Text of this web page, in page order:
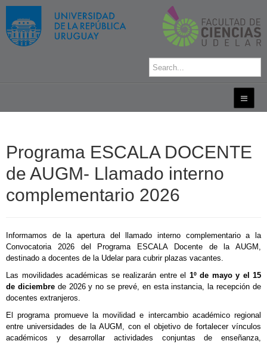
Programa ESCALA DOCENTE
de AUGM- Llamado interno
complementario 2026
Informamos de la apertura del llamado interno complementario a la
Convocatoria 2026 del Programa ESCALA Docente de la AUGM,
destinado a docentes de la Udelar para cubrir plazas vacantes.
Las movilidades académicas se realizarán entre el 1º de mayo y el 15
de diciembre de 2026 y no se prevé, en esta instancia, la recepción de
docentes extranjeros.
El programa promueve la movilidad e intercambio académico regional
entre universidades de la AUGM, con el objetivo de fortalecer vínculos
académicos y desarrollar actividades conjuntas de enseñanza,